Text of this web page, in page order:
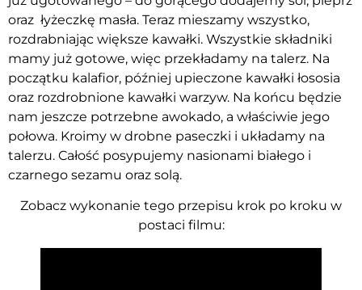
oraz łyżeczkę masła. Teraz mieszamy wszystko,
rozdrabniając większe kawałki. Wszystkie składniki
mamy już gotowe, więc przekładamy na talerz. Na
początku kalafior, później upieczone kawałki łososia
oraz rozdrobnione kawałki warzyw. Na końcu będzie
nam jeszcze potrzebne awokado, a właściwie jego
połowa. Kroimy w drobne paseczki i układamy na
talerzu. Całość posypujemy nasionami białego i
czarnego sezamu oraz solą.
Zobacz wykonanie tego przepisu krok po kroku w
postaci filmu: